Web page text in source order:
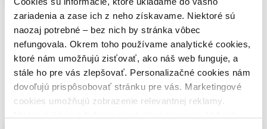
zariadenia a zase ich z neho získavame. Niektoré sú
naozaj potrebné – bez nich by stránka vôbec
nefungovala. Okrem toho používame analytické cookies,
ktoré nám umožňujú zisťovať, ako náš web funguje, a
stále ho pre vás zlepšovať. Personalizačné cookies nám
dovoľujú prispôsobovať stránku pre vás. Marketingové
cookies umožňujú zobrazenie relevantnej reklamy.
Na sklade
The Mechanic
Marc 'Elvis' Priestley
10,80€
Hana Toufarová
24,30€ Tomáš Vepi
Vybrané pre teba